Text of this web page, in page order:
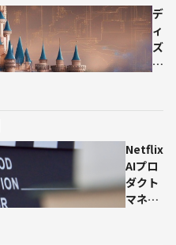
えたか
デ
ィ
ズ
ニ
模
導
入
の
Netflix
AIプロ
ダクト
マネジ